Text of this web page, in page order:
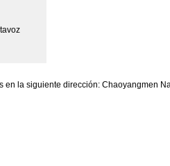
en la siguiente dirección: Chaoyangmen